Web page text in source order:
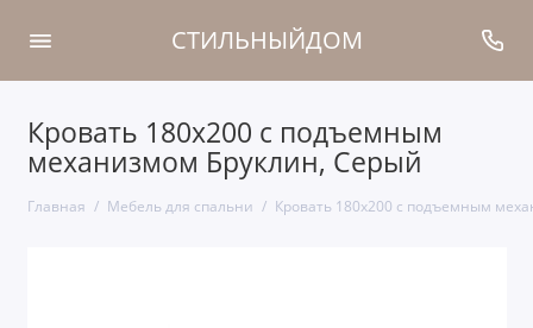
СТИЛЬНЫЙДОМ
Кровать 180x200 с подъемным
механизмом Бруклин, Серый
Главная Мебель для спальни Кровать 180x200 с подъемным